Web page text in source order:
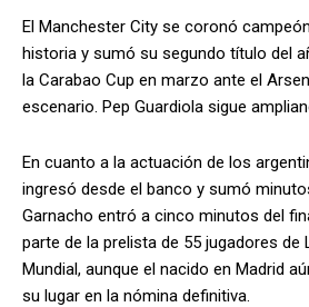
El Manchester City se coronó
historia y sumó su segundo título del
la Carabao Cup en marzo ante el
escenario. Pep Guardiola sigue
En cuanto a la actuación de los
ingresó desde el banco y sumó
Garnacho entró a cinco minutos del
parte de la prelista de 55 jugadores de
Mundial, aunque el nacido en Madrid
su lugar en la nómina definitiva.